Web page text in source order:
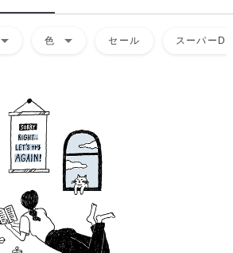
arrow_drop_down 色 arrow_drop_down セール スーパー